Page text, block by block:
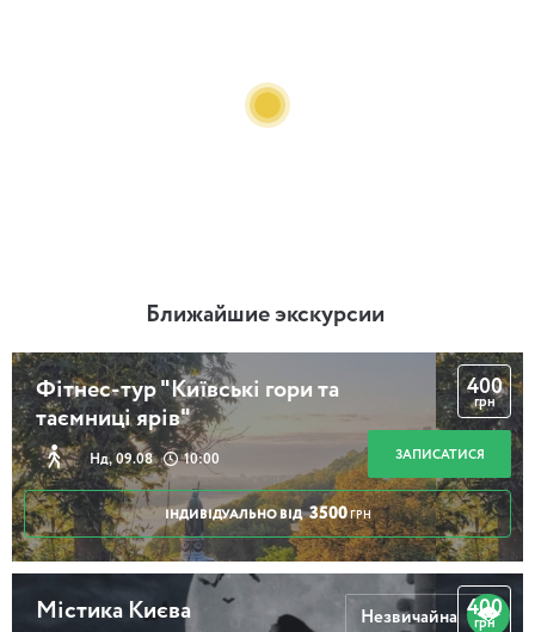
Ближайшие экскурсии
Фітнес-тур "Київські гори та
таємниці ярів"
Нд, 09.08 10:00
400
грн
ЗАПИСАТИСЯ
ІНДИВІДУАЛЬНО ВІД 3500 ГРН
Містика Києва 400
грн
Незвичайна